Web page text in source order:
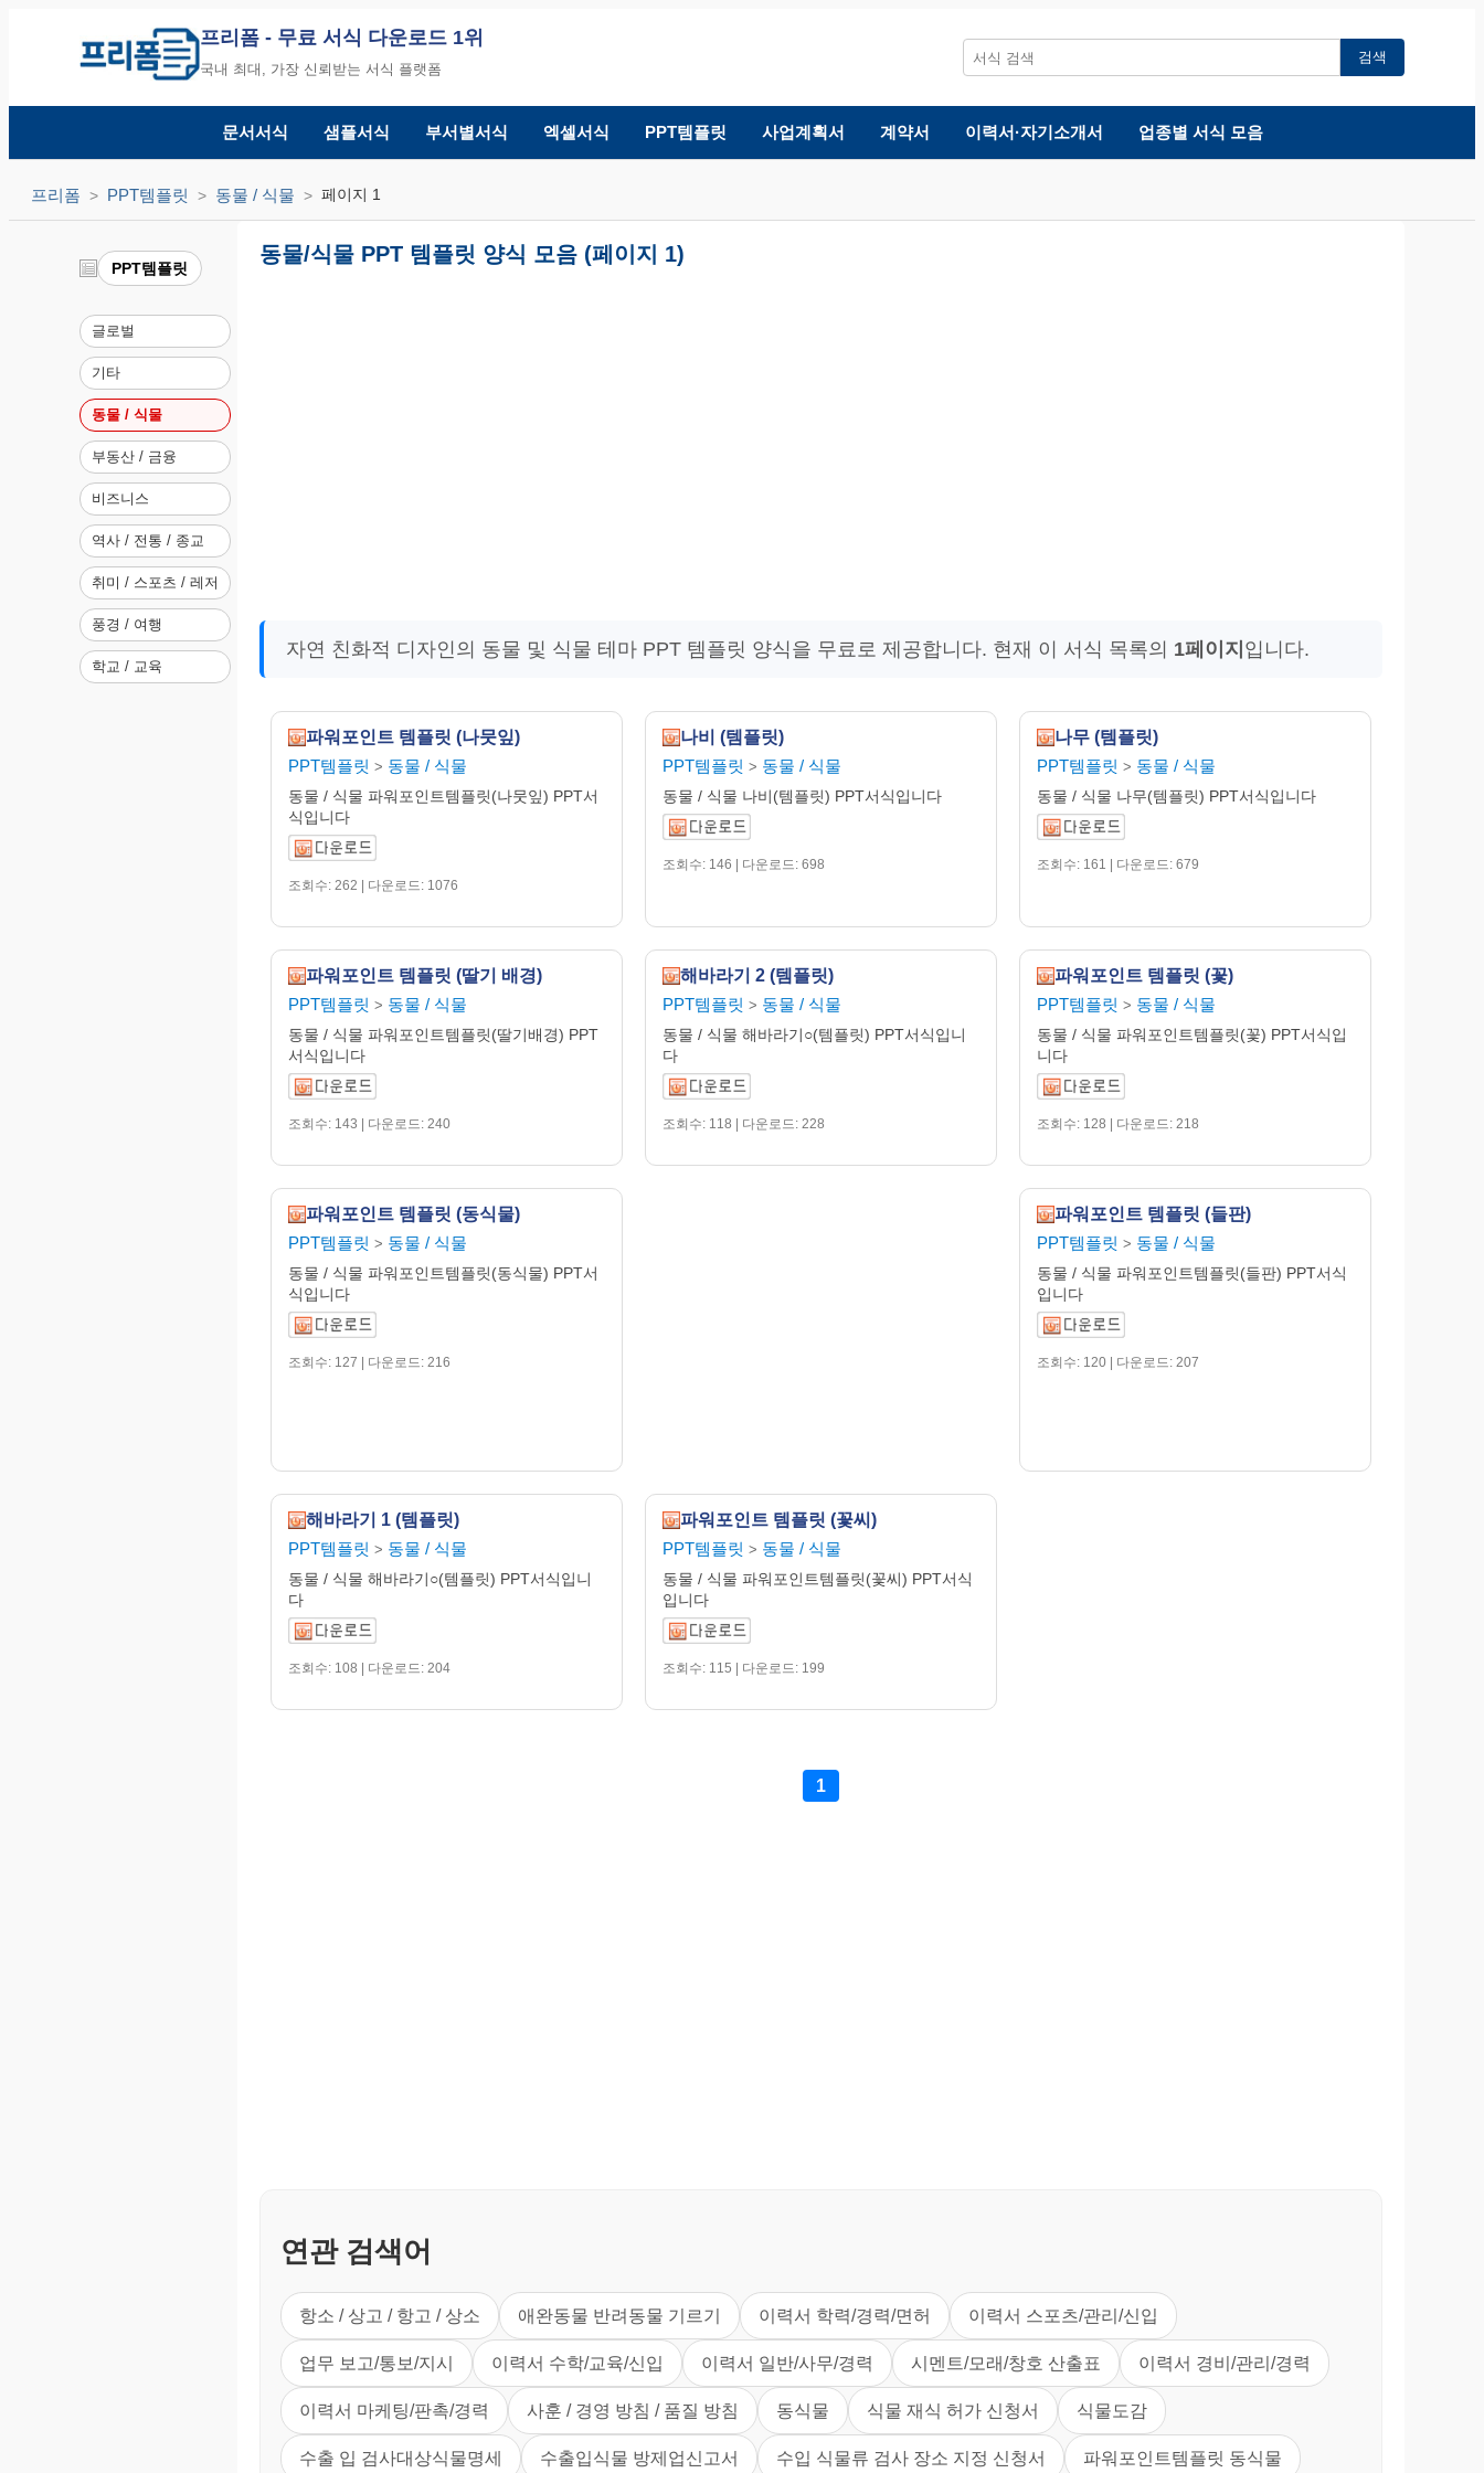
프리폼 - 무료 서식 다운로드 1위
국내 최대, 가장 신뢰받는 서식 플랫폼
검색
문서서식 샘플서식 부서별서식 엑셀서식 PPT템플릿 사업계획서 계약서 이력서·자기소개서 업종별 서식 모음
프리폼 PPT템플릿 동물 / 식물 페이지 1
PPT템플릿
글로벌
기타
동물 / 식물
부동산 / 금융
비즈니스
역사 / 전통 / 종교
취미 / 스포츠 / 레저
풍경 / 여행
학교 / 교육
동물/식물 PPT 템플릿 양식 모음 (페이지 1)
자연 친화적 디자인의 동물 및 식물 테마 PPT 템플릿 양식을 무료로 제공합니다. 현재 이 서식 목록의 1페이지 입니다.
파워포인트 템플릿 (나뭇잎)
PPT템플릿 > 동물 / 식물
동물 / 식물 파워포인트템플릿(나뭇잎) PPT서
식입니다
조회수: 262 | 다운로드: 1076
나비 (템플릿)
PPT템플릿 > 동물 / 식물
동물 / 식물 나비(템플릿) PPT서식입니다
조회수: 146 | 다운로드: 698
나무 (템플릿)
PPT템플릿 > 동물 / 식물
동물 / 식물 나무(템플릿) PPT서식입니다
조회수: 161 | 다운로드: 679
파워포인트 템플릿 (딸기 배경)
PPT템플릿 > 동물 / 식물
동물 / 식물 파워포인트템플릿(딸기배경) PPT
서식입니다
조회수: 143 | 다운로드: 240
해바라기 2 (템플릿)
PPT템플릿 > 동물 / 식물
동물 / 식물 해바라기○(템플릿) PPT서식입니
다
조회수: 118 | 다운로드: 228
파워포인트 템플릿 (꽃)
PPT템플릿 > 동물 / 식물
동물 / 식물 파워포인트템플릿(꽃) PPT서식입
니다
조회수: 128 | 다운로드: 218
파워포인트 템플릿 (동식물)
PPT템플릿 > 동물 / 식물
동물 / 식물 파워포인트템플릿(동식물) PPT서
식입니다
조회수: 127 | 다운로드: 216
파워포인트 템플릿 (들판)
PPT템플릿 > 동물 / 식물
동물 / 식물 파워포인트템플릿(들판) PPT서식
입니다
조회수: 120 | 다운로드: 207
해바라기 1 (템플릿)
PPT템플릿 > 동물 / 식물
동물 / 식물 해바라기○(템플릿) PPT서식입니
다
조회수: 108 | 다운로드: 204
파워포인트 템플릿 (꽃씨)
PPT템플릿 > 동물 / 식물
동물 / 식물 파워포인트템플릿(꽃씨) PPT서식
입니다
조회수: 115 | 다운로드: 199
1
연관 검색어
항소 / 상고 / 항고 / 상소 애완동물 반려동물 기르기 이력서 학력/경력/면허 이력서 스포츠/관리/신입
업무 보고/통보/지시 이력서 수학/교육/신입 이력서 일반/사무/경력 시멘트/모래/창호 산출표 이력서 경비/관리/경력
이력서 마케팅/판촉/경력 사훈 / 경영 방침 / 품질 방침 동식물 식물 재식 허가 신청서 식물도감
수출 입 검사대상식물명세 수출입식물 방제업신고서 수입 식물류 검사 장소 지정 신청서 파워포인트템플릿 동식물